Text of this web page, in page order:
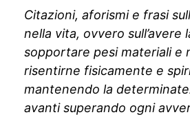
Citazioni, aforismi e frasi
nella vita, ovvero sull’avere
sopportare pesi materiali e
risentirne fisicamente e
mantenendo la
avanti superando ogni